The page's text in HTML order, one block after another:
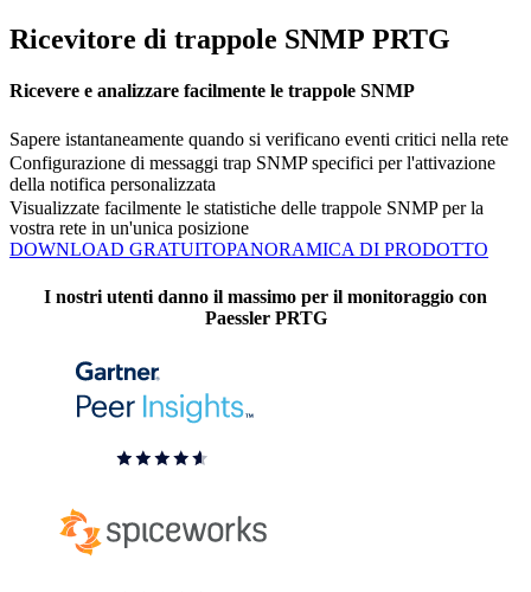
Ricevitore di trappole SNMP PRTG
Ricevere e analizzare facilmente le trappole SNMP
Sapere istantaneamente quando si verificano eventi critici nella rete
Configurazione di messaggi trap SNMP specifici per l'attivazione
della notifica personalizzata
Visualizzate facilmente le statistiche delle trappole SNMP per la
vostra rete in un'unica posizione
DOWNLOAD GRATUITOPANORAMICA DI PRODOTTO
I nostri utenti danno il massimo per il monitoraggio con
Paessler PRTG